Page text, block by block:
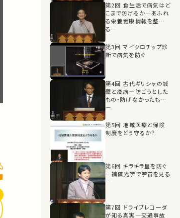
第2回 食生活で病気はど
こまで防げるか―あふれ
る栄養健康情報を整理す
る―
第3回 マイクロチップ診
断で病気を防ぐ
第4回 古代ギリシャの城
壁と疫病―防ごうとした
もの・防げなかったもの
―
第5回 地域医療と保険
制度をどう守るか？
第6回 キラキラ星を防ぐ
―補償光学で宇宙を見る
―
第7回 ドライブレコーダ
が知る真実―交通事故